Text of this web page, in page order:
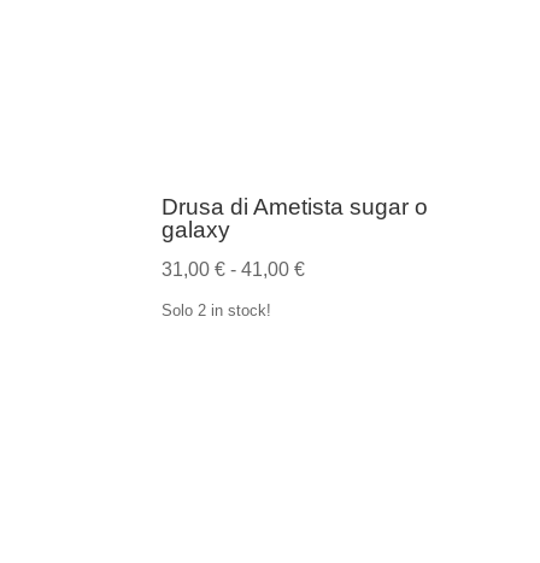
Drusa di Ametista sugar o
galaxy
31,00€ - 41,00€Fascia
Solo 2 in stock!